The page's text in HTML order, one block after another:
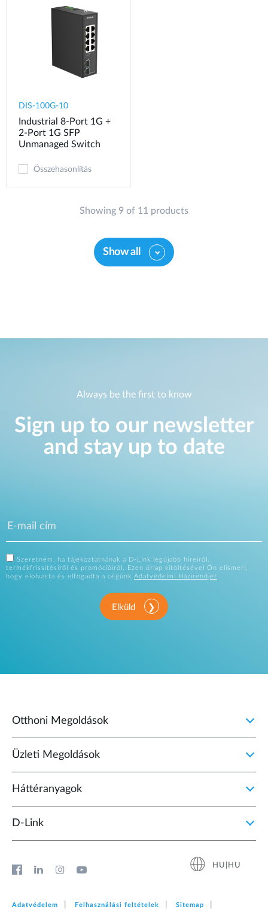
DIS-100G-10
Industrial 8-Port 1G +
2-Port 1G SFP
Unmanaged Switch
Összehasonlítás
Showing 9 of 11 products
Show all
Always be the first to know
Sign up to our newsletter
and stay up to date
Szeretném, ha tájékoztatnának a D-Link legújabb híreiről,
termékfrissítésiről és promócióiról. Ezen űrlap kitöltésével Ön elismeri,
hogy elolvasta és elfogadta a cégünk Adatvédelmi Házirendjét
Elküld
Otthoni Megoldások
Üzleti Megoldások
Háttéranyagok
D‑Link
HU|HU
Adatvédelem Felhasználási feltételek Sitemap